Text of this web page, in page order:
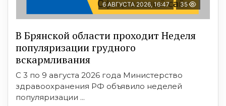
6 АВГУСТА 2026, 16:47 35
В Брянской области проходит Неделя
популяризации грудного
вскармливания
С 3 по 9 августа 2026 года Министерство
здравоохранения РФ объявило неделей
популяризации ...